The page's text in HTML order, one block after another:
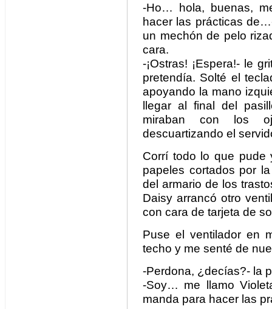
-Ho… hola, buenas,
hacer las prácticas
un mechón de pelo
cara.
-¡Ostras! ¡Espera!- le
pretendía. Solté el
apoyando la mano
llegar al final del
miraban con los
descuartizando el
Corrí todo lo que
papeles cortados por
del armario de los
Daisy arrancó otro
con cara de tarjeta de
Puse el ventilador en
techo y me senté de
-Perdona, ¿decías?- la
-Soy… me llamo
manda para hacer las